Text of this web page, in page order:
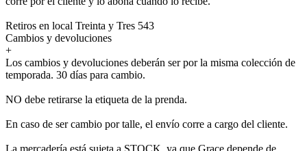
Retiros en local Treinta y Tres 543
Cambios y devoluciones
+
Los cambios y devoluciones deberán ser por la misma colección de
temporada. 30 días para cambio.
NO debe retirarse la etiqueta de la prenda.
En caso de ser cambio por talle, el envío corre a cargo del cliente.
La mercadería está sujeta a STOCK, ya que Grace depende de